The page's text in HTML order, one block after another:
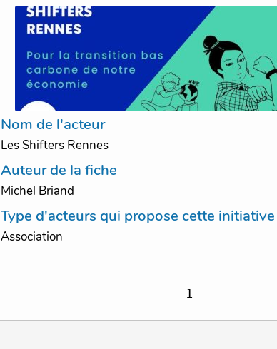
Nom de l'acteur
Les Shifters Rennes
Auteur de la fiche
Michel Briand
Type d'acteurs qui propose cette initiative
Association